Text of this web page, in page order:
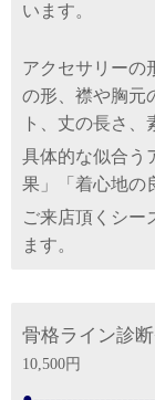
います。
アクセサリーの
の形、襟や胸元
ト、丈の長さ
具体的な似合う
果」「着心地の
ご来店頂くシー
ます。
骨格ライン診
10,500円